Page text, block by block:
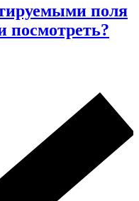
поля
посмотреть?